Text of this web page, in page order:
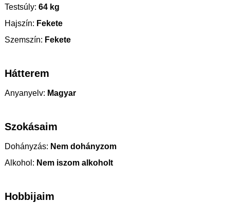
Testsúly: 64 kg
Hajszín: Fekete
Szemszín: Fekete
Hátterem
Anyanyelv: Magyar
Szokásaim
Dohányzás: Nem dohányzom
Alkohol: Nem iszom alkoholt
Hobbijaim